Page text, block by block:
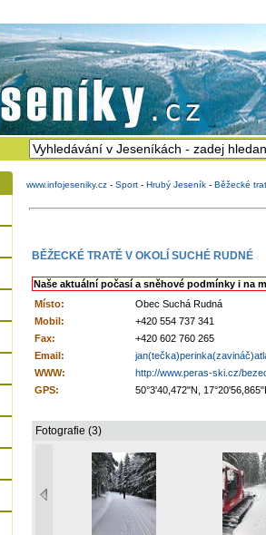
www.infojeseniky.cz - Sport - Hrubý Jeseník - Běžecké
BĚŽECKÉ TRATĚ V OKOLÍ SUCHÉ RUDNÉ
Naše aktuální počasí a sněhové podmínky i na
Místo:
Obec Suchá Rudná
Mobil:
+420 554 737 341
Fax:
+420 602 760 265
Email:
WWW:
http://www.peras-ski.cz/
GPS:
50°3'40,472"N,
Fotografie (3)